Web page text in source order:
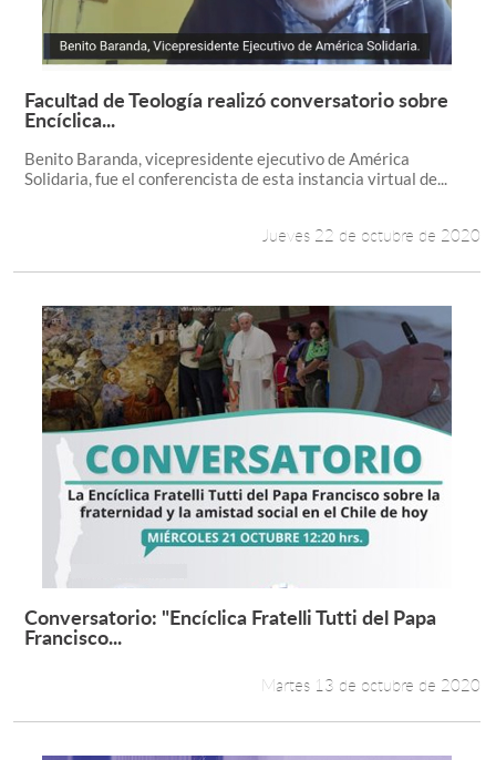
Leer más +
Facultad de Teología realizó conversatorio sobre
Encíclica...
Benito Baranda, vicepresidente ejecutivo de América
Solidaria, fue el conferencista de esta instancia virtual de...
Jueves 22 de octubre de 2020
Leer más +
Conversatorio: "Encíclica Fratelli Tutti del Papa
Francisco...
Martes 13 de octubre de 2020